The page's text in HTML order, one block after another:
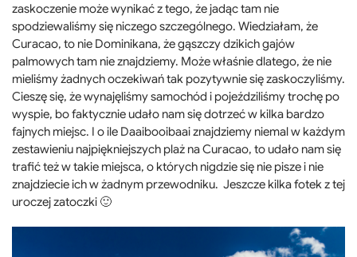
zaskoczenie może wynikać z tego, że jadąc tam nie
spodziewaliśmy się niczego szczególnego. Wiedziałam, że
Curacao, to nie Dominikana, że gąszczy dzikich gajów
palmowych tam nie znajdziemy. Może właśnie dlatego, że nie
mieliśmy żadnych oczekiwań tak pozytywnie się zaskoczyliśmy.
Cieszę się, że wynajęliśmy samochód i pojeździliśmy trochę po
wyspie, bo faktycznie udało nam się dotrzeć w kilka bardzo
fajnych miejsc. I o ile Daaibooibaai znajdziemy niemal w każdym
zestawieniu najpiękniejszych plaż na Curacao, to udało nam się
trafić też w takie miejsca, o których nigdzie się nie pisze i nie
znajdziecie ich w żadnym przewodniku. Jeszcze kilka fotek z tej
uroczej zatoczki 🙂